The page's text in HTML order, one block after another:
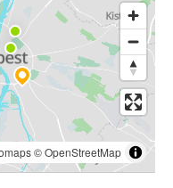
©OpenStreetMap